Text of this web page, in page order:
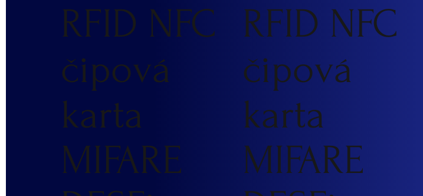
RFID NFC
čipová
karta
MIFARE
RFID NFC
čipová
karta
MIFARE